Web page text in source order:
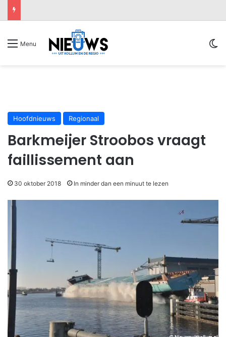
Menu
Hoofdnieuws Regionaal
Barkmeijer Stroobos vraagt
faillissement aan
30 oktober 2018 In minder dan een minuut te lezen